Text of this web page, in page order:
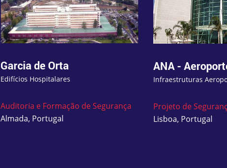
Garcia de Orta
Edifícios Hospitalares
Auditoria e Formação de Segurança
Almada, Portugal
ANA -
Infraestruturas
Projeto de
Lisboa, Portugal